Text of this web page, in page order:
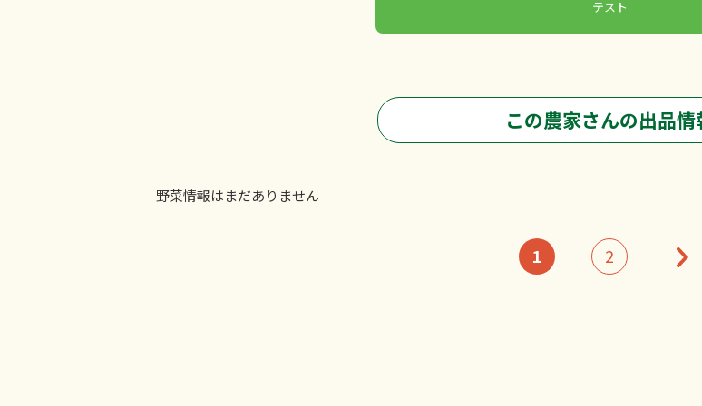
テスト
この農家さんの出品情
野菜情報はまだありません
1 2